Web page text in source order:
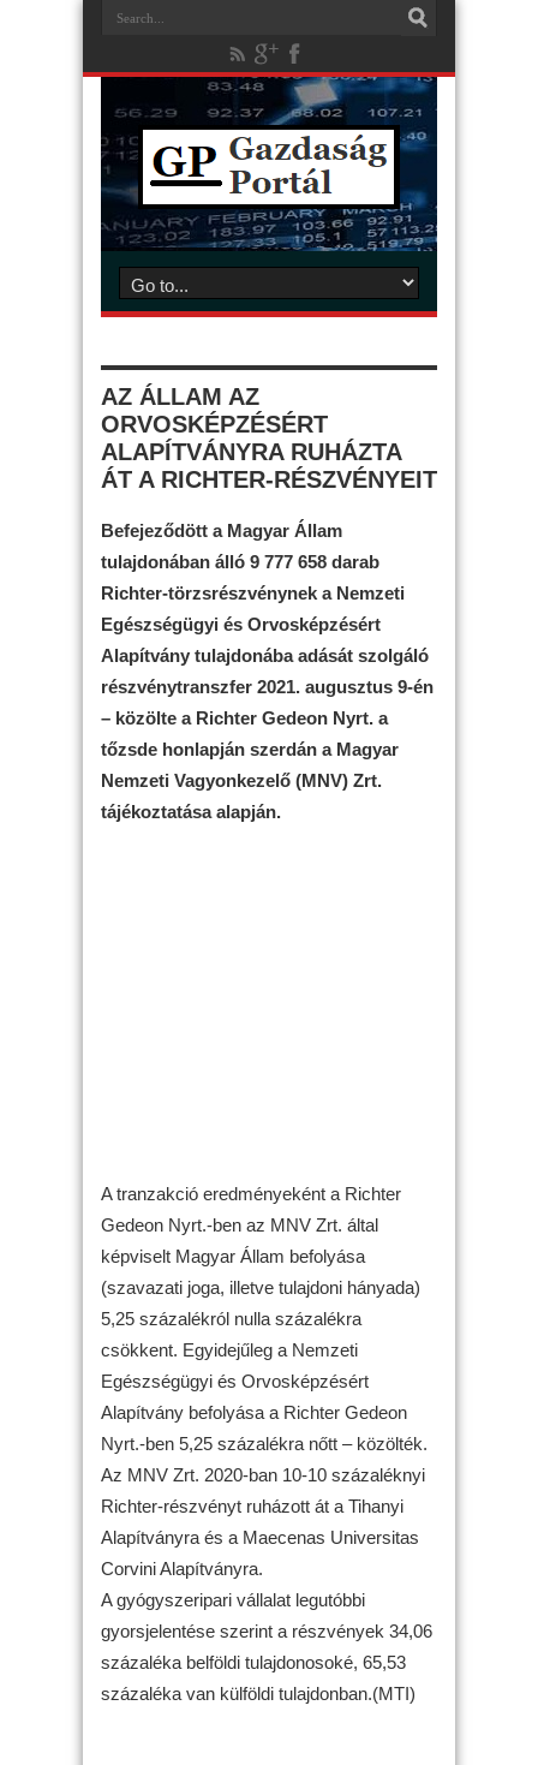
AZ ÁLLAM AZ
ORVOSKÉPZÉSÉRT
ALAPÍTVÁNYRA RUHÁZTA
ÁT A RICHTER-RÉSZVÉNYEIT
Befejeződött a Magyar Állam
tulajdonában álló 9 777 658 darab
Richter-törzsrészvénynek a Nemzeti
Egészségügyi és Orvosképzésért
Alapítvány tulajdonába adását szolgáló
részvénytranszfer 2021. augusztus 9-én
– közölte a Richter Gedeon Nyrt. a
tőzsde honlapján szerdán a Magyar
Nemzeti Vagyonkezelő (MNV) Zrt.
tájékoztatása alapján.
A tranzakció eredményeként a Richter
Gedeon Nyrt.-ben az MNV Zrt. által
képviselt Magyar Állam befolyása
(szavazati joga, illetve tulajdoni hányada)
5,25 százalékról nulla százalékra
csökkent. Egyidejűleg a Nemzeti
Egészségügyi és Orvosképzésért
Alapítvány befolyása a Richter Gedeon
Nyrt.-ben 5,25 százalékra nőtt – közölték.
Az MNV Zrt. 2020-ban 10-10 százaléknyi
Richter-részvényt ruházott át a Tihanyi
Alapítványra és a Maecenas Universitas
Corvini Alapítványra.
A gyógyszeripari vállalat legutóbbi
gyorsjelentése szerint a részvények 34,06
százaléka belföldi tulajdonosoké, 65,53
százaléka van külföldi tulajdonban.(MTI)